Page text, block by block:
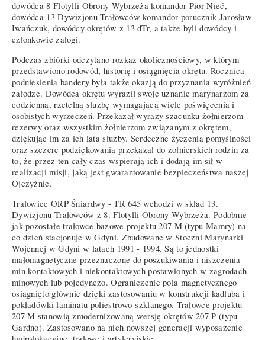
dowódca 8 Flotylli Obrony Wybrzeża komandor Pior Nieć,
dowódca 13 Dywizjonu Trałowców komandor porucznik Jarosław
Iwańczuk, dowódcy okrętów z 13 dTr, a także byli dowódcy i
członkowie załogi.
Podczas zbiórki odczytano rozkaz okolicznościowy, w którym
przedstawiono rodowód, historię i osiągnięcia okrętu. Rocznica
podniesienia bandery była także okazją do przyznania wyróżnień
załodze. Dowódca okrętu wyraził swoje uznanie marynarzom za
codzienną, rzetelną służbę wymagającą wiele poświęcenia i
osobistych wyrzeczeń. Przekazał wyrazy szacunku żołnierzom
rezerwy oraz wszystkim żołnierzom związanym z okrętem,
dziękując im za ich lata służby. Serdeczne życzenia pomyślności
oraz szczere podziękowania przekazał do żołnierskich rodzin za
to, że przez ten cały czas wspierają ich i dodają im sił w
realizacji misji, jaką jest gwarantowanie bezpieczeństwa naszej
Ojczyźnie.
Trałowiec ORP Śniardwy - TR 645 wchodzi w skład 13.
Dywizjonu Trałowców z 8. Flotylli Obrony Wybrzeża. Podobnie
jak pozostałe trałowce bazowe projektu 207 M (typu Mamry) na
co dzień stacjonuje w Gdyni. Zbudowane w Stoczni Marynarki
Wojennej w Gdyni w latach 1991 - 1994. Są to jednostki
małomagnetyczne przeznaczone do poszukiwania i niszczenia
min kontaktowych i niekontaktowych postawionych w zagrodach
minowych lub pojedynczo. Ograniczenie pola magnetycznego
osiągnięto głównie dzięki zastosowaniu w konstrukcji kadłuba i
pokładówki laminatu poliestrowo-szklanego. Trałowce projektu
207 M stanowią zmodernizowaną wersję okrętów 207 P (typu
Gardno). Zastosowano na nich nowszej generacji wyposażenie